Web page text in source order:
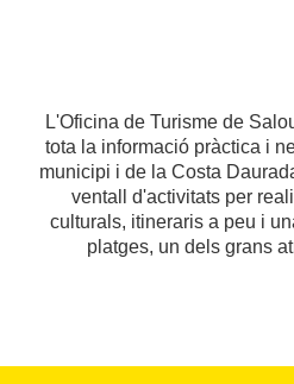
L'Oficina de Turisme de
tota la informació pràctica i
municipi i de la Costa
ventall d'activitats per
culturals, itineraris a peu i
platges, un dels grans